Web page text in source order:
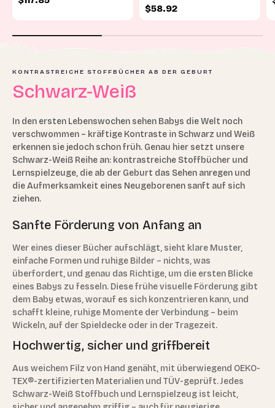
Angebot
$58.92
KONTRASTREICHE STOFFBÜCHER AB DER GEBURT
Schwarz-Weiß
In den ersten Lebenswochen sehen Babys die Welt noch
verschwommen – kräftige Kontraste in Schwarz und Weiß
erkennen sie jedoch schon früh. Genau hier setzt unsere
Schwarz-Weiß Reihe an: kontrastreiche Stoffbücher und
Lernspielzeuge, die ab der Geburt das Sehen anregen und
die Aufmerksamkeit eines Neugeborenen sanft auf sich
ziehen.
Sanfte Förderung von Anfang an
Wer eines dieser Bücher aufschlägt, sieht klare Muster,
einfache Formen und ruhige Bilder – nichts, was
überfordert, und genau das Richtige, um die ersten Blicke
eines Babys zu fesseln. Diese frühe visuelle Förderung gibt
dem Baby etwas, worauf es sich konzentrieren kann, und
schafft kleine, ruhige Momente der Verbindung – beim
Wickeln, auf der Spieldecke oder in der Tragezeit.
Hochwertig, sicher und griffbereit
Aus weichem Filz von Hand genäht, mit überwiegend OEKO-
TEX®-zertifizierten Materialien und TÜV-geprüft. Jedes
Schwarz-Weiß Stoffbuch und Lernspielzeug ist leicht,